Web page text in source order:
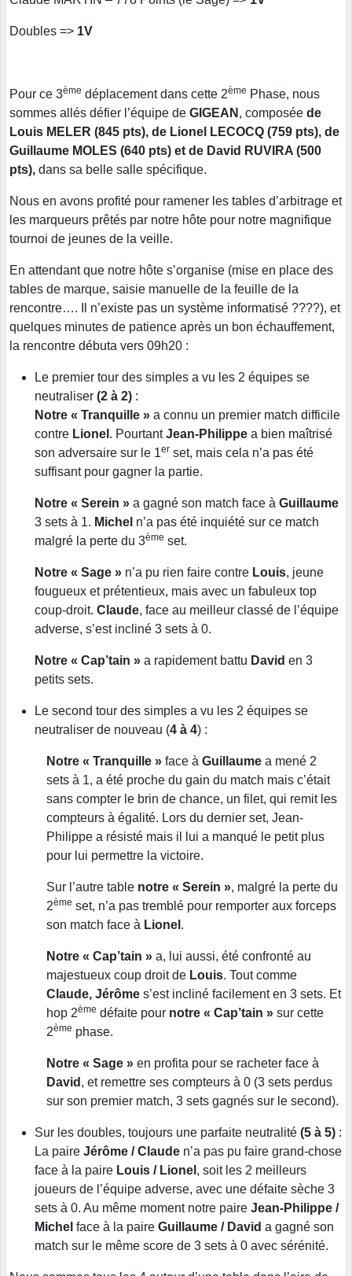
Doubles => 1V
Pour ce 3ème déplacement dans cette 2ème Phase, nous
sommes allés défier l’équipe de GIGEAN , composée de
Louis MELER (845 pts), de Lionel LECOCQ (759 pts), de
Guillaume MOLES (640 pts) et de David RUVIRA (500
pts), dans sa belle salle spécifique.
Nous en avons profité pour ramener les tables d’arbitrage et
les marqueurs prêtés par notre hôte pour notre magnifique
tournoi de jeunes de la veille.
En attendant que notre hôte s’organise (mise en place des
tables de marque, saisie manuelle de la feuille de la
rencontre…. Il n’existe pas un système informatisé ????), et
quelques minutes de patience après un bon échauffement,
la rencontre débuta vers 09h20 :
Le premier tour des simples a vu les 2 équipes se
neutraliser (2 à 2) :
Notre « Tranquille » a connu un premier match difficile
contre Lionel . PourtantJean-Philippe a bien maîtrisé
son adversaire sur le 1er set, mais cela n’a pas été
suffisant pour gagner la partie.
Notre « Serein » a gagné son match face à Guillaume
3 sets à 1. Michel n’a pas été inquiété sur ce match
malgré la perte du 3ème set.
Notre « Sage » n’a pu rien faire contre Louis, jeune
fougueux et prétentieux, mais avec un fabuleux top
coup-droit. Claude, face au meilleur classé de l’équipe
adverse, s’est incliné 3 sets à 0.
Notre « Cap’tain » a rapidement battu David en 3
petits sets.
Le second tour des simples a vu les 2 équipes se
neutraliser de nouveau (4 à 4) :
Notre « Tranquille »face àGuillaumea mené 2
sets à 1, a été proche du gain du match mais c’était
sans compter le brin de chance, un filet, qui remit les
compteurs à égalité. Lors du dernier set, Jean-
Philippe a résisté mais il lui a manqué le petit plus
pour lui permettre la victoire.
Sur l’autre table notre « Serein », malgré la perte du
2ème set, n’a pas tremblé pour remporter aux forceps
son match face à Lionel .
Notre « Cap’tain »a, lui aussi, été confronté au
majestueux coup droit de Louis. Tout comme
Claude, Jérôme s’est incliné facilement en 3 sets. Et
hop 2ème défaite pour notre « Cap’tain » sur cette
2ème phase.
Notre « Sage »en profita pour se racheter face à
David , et remettre ses compteurs à 0 (3 sets perdus
sur son premier match, 3 sets gagnés sur le second).
Sur les doubles, toujours une parfaite neutralité (5 à 5) :
La paire Jérôme / Claude n’a pas pu faire grand-chose
face à la paire Louis / Lionel , soit les 2 meilleurs
joueurs de l’équipe adverse, avec une défaite sèche 3
sets à 0. Au même moment notre paire Jean-Philippe /
Michel face à la paire Guillaume / David a gagné son
match sur le même score de 3 sets à 0 avec sérénité.